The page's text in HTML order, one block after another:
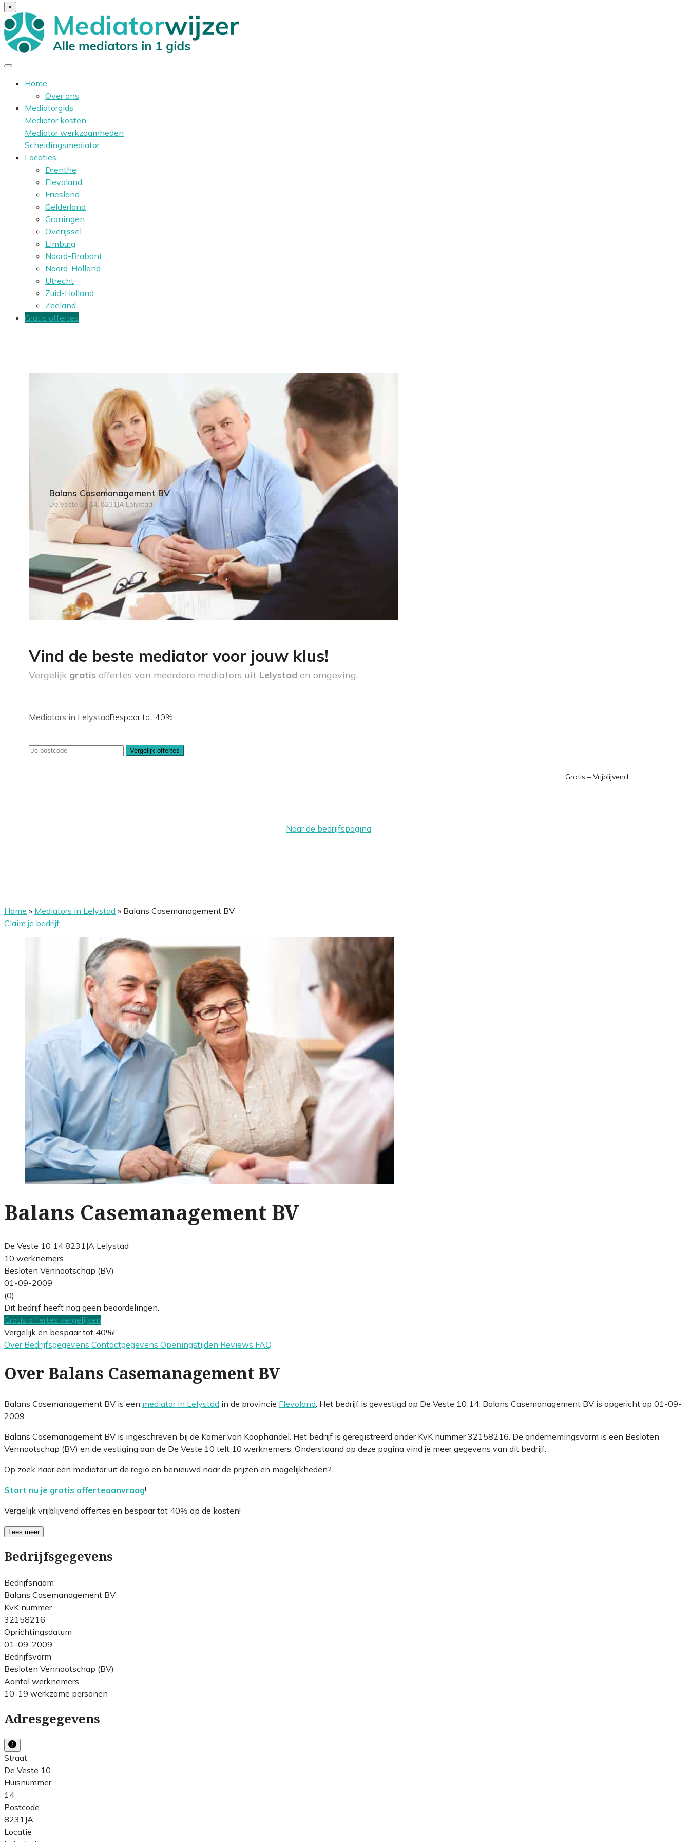
×
Home
Over ons
Mediatorgids
Mediator kosten
Mediator werkzaamheden
Scheidingsmediator
Locaties
Drenthe
Flevoland
Friesland
Gelderland
Groningen
Overijssel
Limburg
Noord-Brabant
Noord-Holland
Utrecht
Zuid-Holland
Zeeland
Gratis offertes
Balans Casemanagement BV
De Veste 10 14, 8231JA Lelystad
Vind de beste mediator voor jouw klus!
Vergelijk gratis offertes van meerdere mediators uit Lelystad en omgeving.
Mediators in LelystadBespaar tot 40%
Vergelijk offertes
Gratis – Vrijblijvend
Naar de bedrijfspagina
Home » Mediators in Lelystad » Balans Casemanagement BV
Claim je bedrijf
Balans Casemanagement BV
De Veste 10 14 8231JA Lelystad
10 werknemers
Besloten Vennootschap (BV)
01-09-2009
(0)
Dit bedrijf heeft nog geen beoordelingen.
Gratis offertes vergelijken
Vergelijk en bespaar tot 40%!
Over Bedrijfsgegevens Contactgegevens Openingstijden Reviews FAQ
Over Balans Casemanagement BV
Balans Casemanagement BV is een mediator in Lelystad in de provincie Flevoland . Het bedrijf is gevestigd op De Veste 10 14. Balans Casemanagement BV is opgericht op 01-09-
2009.
Balans Casemanagement BV is ingeschreven bij de Kamer van Koophandel. Het bedrijf is geregistreerd onder KvK nummer 32158216. De ondernemingsvorm is een Besloten
Vennootschap (BV) en de vestiging aan de De Veste 10 telt 10 werknemers. Onderstaand op deze pagina vind je meer gegevens van dit bedrijf.
Op zoek naar een mediator uit de regio en benieuwd naar de prijzen en mogelijkheden?
Start nu je gratis offerteaanvraag!
Vergelijk vrijblijvend offertes en bespaar tot 40% op de kosten!
Lees meer
Bedrijfsgegevens
Bedrijfsnaam
Balans Casemanagement BV
KvK nummer
32158216
Oprichtingsdatum
01-09-2009
Bedrijfsvorm
Besloten Vennootschap (BV)
Aantal werknemers
10-19 werkzame personen
Adresgegevens
Straat
De Veste 10
Huisnummer
14
Postcode
8231JA
Locatie